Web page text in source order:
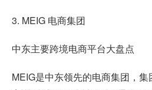
3. MEIG 电商集团
中东主要跨境电商平台大盘点
MEIG是中东领先的电商集团，集